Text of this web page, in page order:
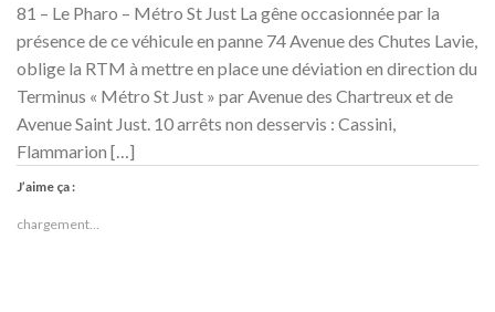
81 – Le Pharo – Métro St Just La gêne occasionnée par la
présence de ce véhicule en panne 74 Avenue des Chutes Lavie,
oblige la RTM à mettre en place une déviation en direction du
Terminus « Métro St Just » par Avenue des Chartreux et de
Avenue Saint Just. 10 arrêts non desservis : Cassini,
Flammarion […]
J’aime ça :
chargement…